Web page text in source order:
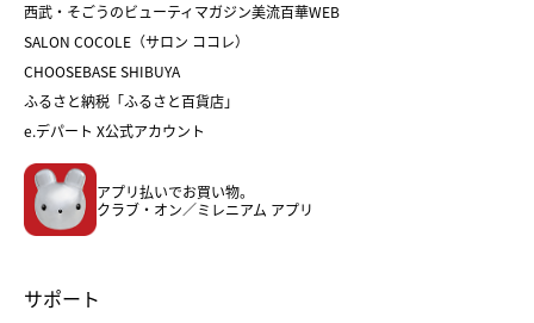
ホワイトデー
バレンタイン
ホワイトデー
おせち
フード
ホーム・キッチン＆アート
西武・そごうのビューティマガジン美流百華WEB
SALON COCOLE（サロン ココレ）
CHOOSEBASE SHIBUYA
ふるさと納税「ふるさと百貨店」
e.デパート X公式アカウント
アプリ払いでお買い物。
クラブ・オン／ミレニアム アプリ
サポート